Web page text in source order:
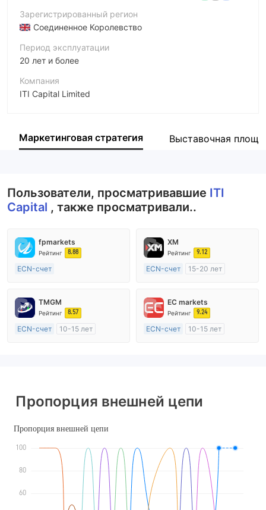
Зарегистрированный регион
Соединенное Королевство
Период эксплуатации
20 лет и более
Компания
ITI Capital Limited
Сотрудник компании
Маркетинговая стратегия Выставочная
Пользователи, просматривавшие ITI
Capital , также просматривали..
fpmarkets
Рейтинг 8.88
ECN-счет
Маркет-Мейкинг (MM)
XM
Рейтинг 9.12
ECN-счет
15-20 лет
Маркет-Мейкинг (MM)
Основной стандарт MT4
TMGM
Рейтинг 8.57
ECN-счет
10-15 лет
EC markets
Рейтинг 9.24
ECN-счет
10-15 лет
Пропорция внешней цепи